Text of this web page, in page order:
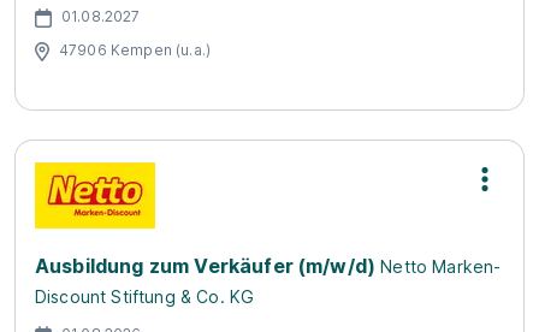
01.08.2027
47906 Kempen (u.a.)
Ausbildung zum Verkäufer (m/w/d) Netto Marken-
Discount Stiftung & Co. KG